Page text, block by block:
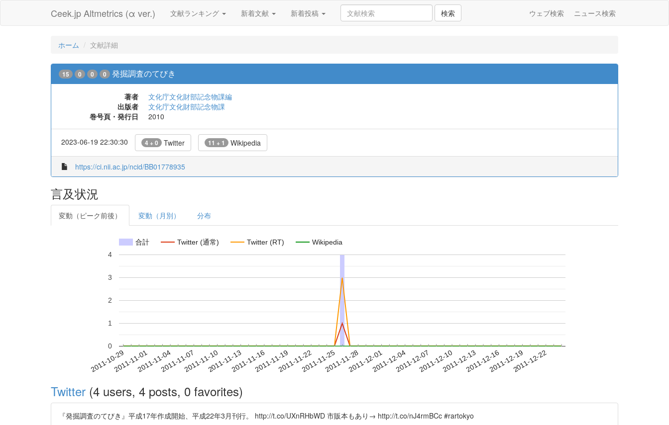
Ceek.jp Altmetrics (α ver.) 文献ランキング 新着文献 新着投稿 検索 ウェブ検索 ニュース検索
ホーム 文献詳細
15 0 0 0 発掘調査のてびき
著者
文化庁文化財部記念物課編
出版者
文化庁文化財部記念物課
巻号頁・発行日
2010
2023-06-19 22:30:30 4 + 0 Twitter 11 + 1 Wikipedia
https://ci.nii.ac.jp/ncid/BB01778935
言及状況
変動（ピーク前後） 変動（月別） 分布
合計 Twitter (通常) Twitter (RT) Wikipedia
2011-10-292011-11-012011-11-042011-11-072011-11-102011-11-132011-11-162011-11-192011-11-222011-11-252011-11-282011-12-012011-12-042011-12-072011-12-102011-12-132011-12-162011-12-192011-12-22
0
1
2
3
4
Twitter (4 users, 4 posts, 0 favorites)
『発掘調査のてびき』平成17年作成開始、平成22年3月刊行。 http://t.co/UXnRHbWD 市販本もあり→ http://t.co/nJ4rmBCc #rartokyo